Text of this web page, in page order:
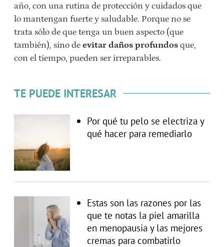
año, con una rutina de protección y cuidados que
lo mantengan fuerte y saludable. Porque no se
trata sólo de que tenga un buen aspecto (que
también), sino de evitar daños profundos que,
con el tiempo, pueden ser irreparables.
TE PUEDE INTERESAR
Por qué tu pelo se electriza y
qué hacer para remediarlo
Estas son las razones por las
que te notas la piel amarilla
en menopausia y las mejores
cremas para combatirlo